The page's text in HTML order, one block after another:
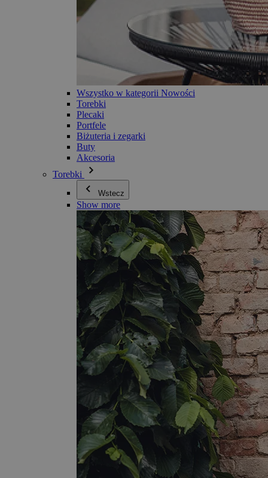
Wszystko w kategorii Nowości
Torebki
Plecaki
Portfele
Biżuteria i zegarki
Buty
Akcesoria
Torebki
Wstecz
Show more